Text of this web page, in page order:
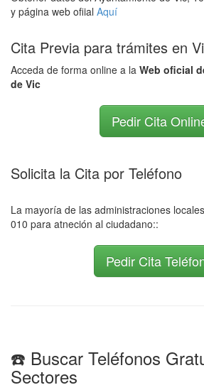
y página web ofiial Aquí
Cita Previa para trámites en
Acceda de forma online a la Web oficial
de Vic
Pedir Cita
Solicita la Cita por Teléfono
La mayoría de las administraciones
010 para atneción al ciudadano::
Pedir Cita
☎️ Buscar Teléfonos
Sectores